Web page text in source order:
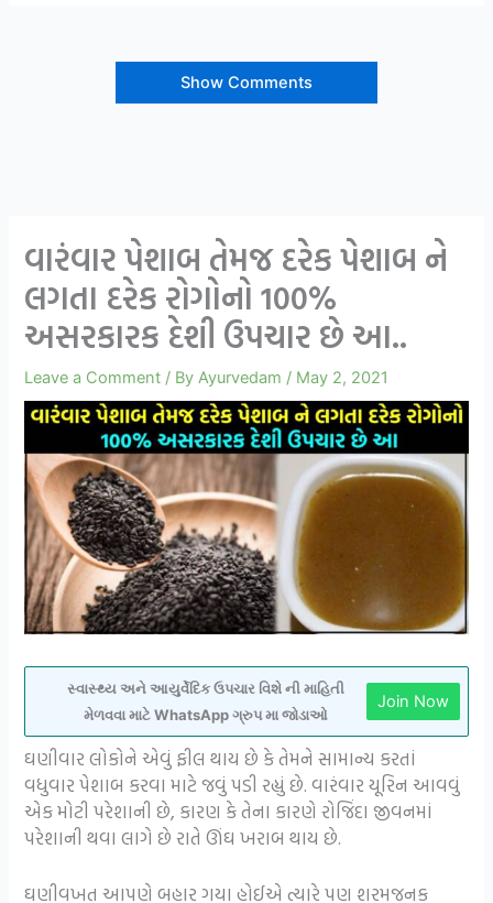
Show Comments
વારંવાર પેશાબ તેમજ દરેક પેશાબ ને
લગતા દરેક રોગોનો 100%
અસરકારક દેશી ઉપચાર છે આ..
Leave a Comment / ByAyurvedam / May 2, 2021
સ્વાસ્થ્ય અને આયુર્વેદિક ઉપચાર વિશે ની માહિતી
મેળવવા માટે WhatsApp ગ્રુપ મા જોડાઓ
Join Now
ઘણીવાર લોકોને એવું ફીલ થાય છે કે તેમને સામાન્ય કરતાં
વધુવાર પેશાબ કરવા માટે જવું પડી રહ્યું છે. વારંવાર યૂરિન આવવું
એક મોટી પરેશાની છે, કારણ કે તેના કારણે રોજિંદા જીવનમાં
પરેશાની થવા લાગે છે રાતે ઊંઘ ખરાબ થાય છે.
ઘણીવખત આપણે બહાર ગયા હોઈએ ત્યારે પણ શરમજનક